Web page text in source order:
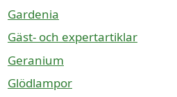
Gardenia
Gäst- och expertartiklar
Geranium
Glödlampor